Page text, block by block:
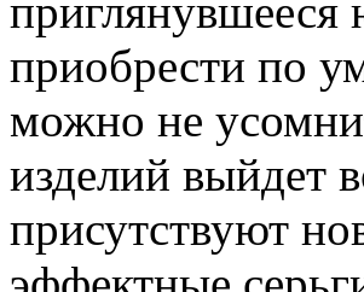
приглянувшееся
приобрести по
можно не
изделий выйдет
присутствуют